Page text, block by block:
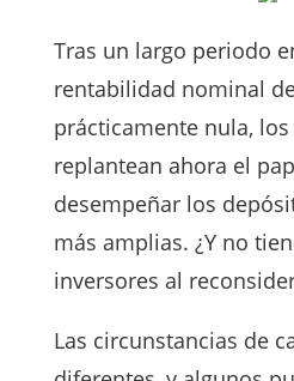
Tras un largo periodo
rentabilidad nominal
prácticamente nula,
replantean ahora el
desempeñar los
más amplias. ¿Y no
inversores al
Las circunstancias de